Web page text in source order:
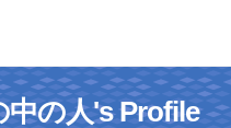
の人's Profile